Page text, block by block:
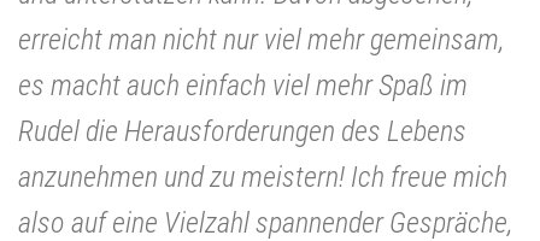
erreicht man nicht nur viel mehr gemeinsam,
es macht auch einfach viel mehr Spaß im
Rudel die Herausforderungen des Lebens
anzunehmen und zu meistern! Ich freue mich
also auf eine Vielzahl spannender Gespräche,